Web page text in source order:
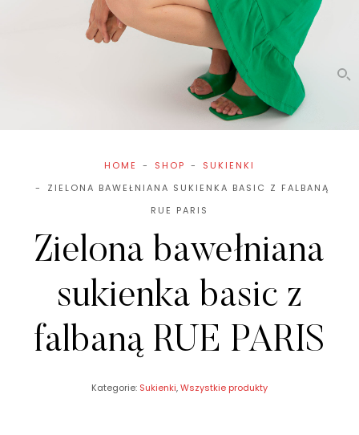
HOME SHOP
SUKIENKI
ZIELONA BAWEŁNIANA SUKIENKA BASIC Z FALBANĄ
RUE PARIS
Zielona bawełniana
sukienka basic z
falbaną RUE PARIS
Kategorie: Sukienki,Wszystkie produkty